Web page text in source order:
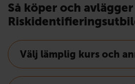
Så köper och
Välj lämplig kurs och